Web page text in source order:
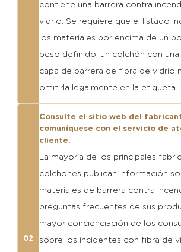
contiene una barrera contra
vidrio. Se requiere que el listado
los materiales por encima de un
peso definido; un colchón con
capa de barrera de fibra de vidrio
omitirla legalmente en la etiqueta.
02
Consulte el sitio web del
comuníquese con el servicio de
cliente.
La mayoría de los principales
colchones publican información
materiales de barrera contra
preguntas frecuentes de sus
mayor concienciación de los
sobre los incidentes con fibra de